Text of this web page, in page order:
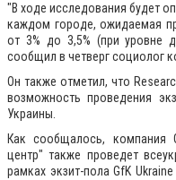
"В ходе исследования будет
каждом городе, ожидаемая
от 3% до 3,5% (при уровне
сообщил в четверг социолог
Он также отметил, что
возможность проведения
Украины.
Как сообщалось, компания
центр" также проведет
рамках экзит-пола GfK